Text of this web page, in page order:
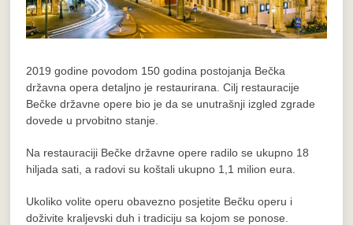
2019 godine povodom 150 godina postojanja Bečka
državna opera detaljno je restaurirana. Cilj restauracije
Bečke državne opere bio je da se unutrašnji izgled zgrade
dovede u prvobitno stanje.
Na restauraciji Bečke državne opere radilo se ukupno 18
hiljada sati, a radovi su koštali ukupno 1,1 milion eura.
Ukoliko volite operu obavezno posjetite Bečku operu i
doživite kraljevski duh i tradiciju sa kojom se ponose.